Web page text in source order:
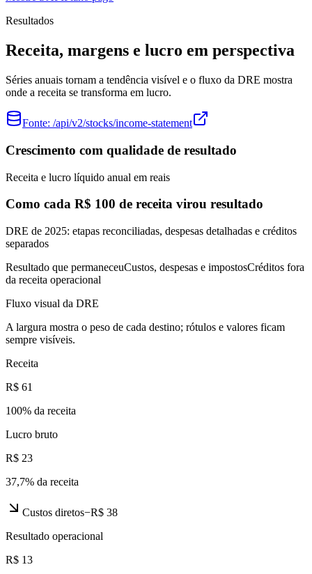
Resultados
Receita, margens e lucro em perspectiva
Séries anuais tornam a tendência visível e o fluxo da DRE mostra
onde a receita se transforma em lucro.
Fonte: /api/v2/stocks/income-statement
Crescimento com qualidade de resultado
Receita e lucro líquido anual em reais
Como cada R$ 100 de receita virou resultado
DRE de 2025: etapas reconciliadas, despesas detalhadas e créditos
separados
Resultado que permaneceuCustos, despesas e impostosCréditos fora
da receita operacional
Fluxo visual da DRE
A largura mostra o peso de cada destino; rótulos e valores ficam
sempre visíveis.
Receita
R$ 61
100% da receita
Lucro bruto
R$ 23
37,7% da receita
Custos diretos−R$ 38
Resultado operacional
R$ 13